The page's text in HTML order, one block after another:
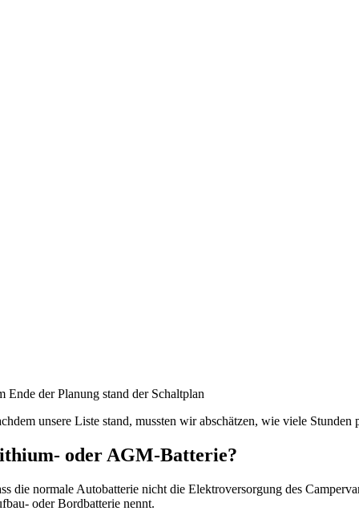
Ende der Planung stand der Schaltplan
unsere Liste stand, mussten wir abschätzen, wie viele
oder AGM-Batterie?
die normale Autobatterie nicht die Elektroversorgung des
oder Bordbatterie nennt.